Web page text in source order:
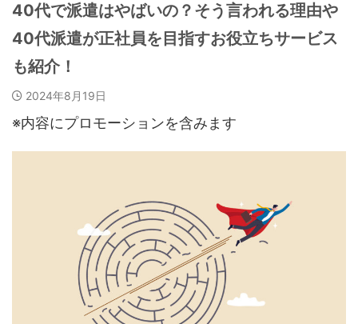
40代で派遣はやばいの？そう言われる理由や
40代派遣が正社員を目指すお役立ちサービス
も紹介！
2024年8月19日
※内容にプロモーションを含みます